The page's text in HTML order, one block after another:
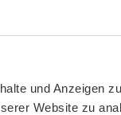
und Anzeigen
Website zu